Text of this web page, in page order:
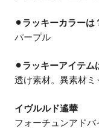
⚫︎ラッキーカラーは
パープル
⚫︎ラッキーアイテム
透け素材。異素材ミ
イヴルルド遙華
フォーチュンアド